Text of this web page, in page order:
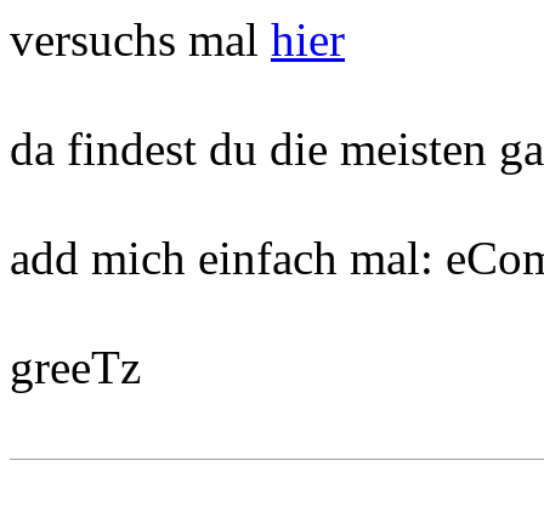
versuchs mal hier
da findest du die meisten
add mich einfach mal:
greeTz